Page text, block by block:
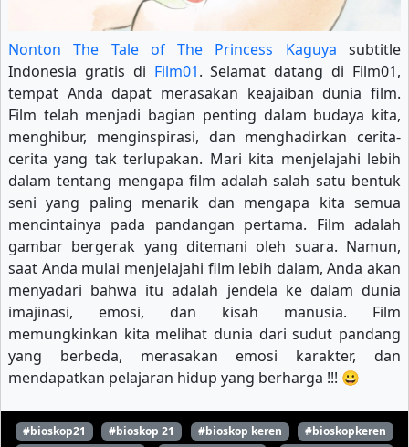
Nonton The Tale of The Princess Kaguya subtitle
Indonesia gratis di Film01. Selamat datang di Film01,
tempat Anda dapat merasakan keajaiban dunia film.
Film telah menjadi bagian penting dalam budaya kita,
menghibur, menginspirasi, dan menghadirkan cerita-
cerita yang tak terlupakan. Mari kita menjelajahi lebih
dalam tentang mengapa film adalah salah satu bentuk
seni yang paling menarik dan mengapa kita semua
mencintainya pada pandangan pertama. Film adalah
gambar bergerak yang ditemani oleh suara. Namun,
saat Anda mulai menjelajahi film lebih dalam, Anda akan
menyadari bahwa itu adalah jendela ke dalam dunia
imajinasi, emosi, dan kisah manusia. Film
memungkinkan kita melihat dunia dari sudut pandang
yang berbeda, merasakan emosi karakter, dan
mendapatkan pelajaran hidup yang berharga !!! 😀
#bioskop21 #bioskop 21 #bioskop keren
#bioskopkeren